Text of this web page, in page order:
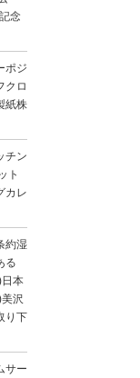
念
ポジ
クロ
紙株
チン
ト
カレ
約湿
る
本
沢
り下
サー